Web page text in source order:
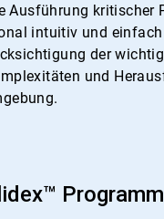
Ausführung kritischer
intuitiv und
der
und
Programm